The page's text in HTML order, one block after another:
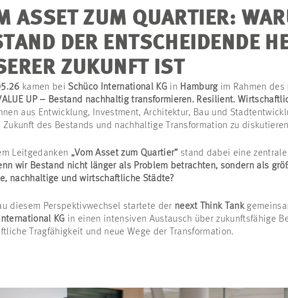
ASSET ZUM QUARTIER:
DER ENTSCHEIDENDE
ZUKUNFT IST
kamen bei Schüco International KGin Hamburg im Rahmen des
UP – Bestand nachhaltig transformieren. Resilient.
aus Entwicklung, Investment, Architektur, Bau und
Zukunft des Bestands und nachhaltige Transformation zu
Leitgedanken „Vom Asset zum Quartier“ stand dabei eine zentrale
wir Bestand nicht länger als Problem betrachten, sondern als
nachhaltige und wirtschaftliche Städte?
diesem Perspektivwechsel startete der neext Think Tank
KG in einen intensiven Austausch über zukunftsfähige
Tragfähigkeit und neue Wege der Transformation.